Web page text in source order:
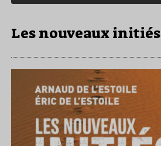
Les nouveaux initiés